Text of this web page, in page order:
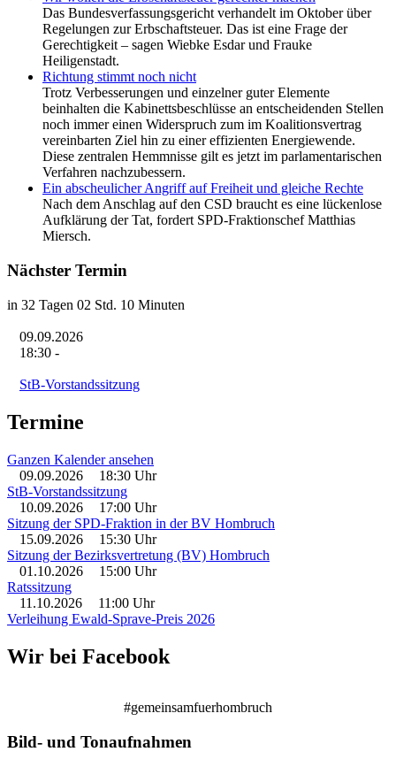
Das Bundesverfassungsgericht verhandelt im Oktober über
Regelungen zur Erbschaftsteuer. Das ist eine Frage der
Gerechtigkeit – sagen Wiebke Esdar und Frauke
Heiligenstadt.
Richtung stimmt noch nicht
Trotz Verbesserungen und einzelner guter Elemente
beinhalten die Kabinettsbeschlüsse an entscheidenden Stellen
noch immer einen Widerspruch zum im Koalitionsvertrag
vereinbarten Ziel hin zu einer effizienten Energiewende.
Diese zentralen Hemmnisse gilt es jetzt im parlamentarischen
Verfahren nachzubessern.
Ein abscheulicher Angriff auf Freiheit und gleiche Rechte
Nach dem Anschlag auf den CSD braucht es eine lückenlose
Aufklärung der Tat, fordert SPD-Fraktionschef Matthias
Miersch.
Nächster Termin
in 32 Tagen 02 Std. 10 Minuten
09.09.2026
18:30 -
StB-Vorstandssitzung
Termine
Ganzen Kalender ansehen
09.09.2026
18:30 Uhr
StB-Vorstandssitzung
10.09.2026
17:00 Uhr
Sitzung der SPD-Fraktion in der BV Hombruch
15.09.2026
15:30 Uhr
Sitzung der Bezirksvertretung (BV) Hombruch
01.10.2026
15:00 Uhr
Ratssitzung
11.10.2026
11:00 Uhr
Verleihung Ewald-Sprave-Preis 2026
Wir bei Facebook
#gemeinsamfuerhombruch
Bild- und Tonaufnahmen